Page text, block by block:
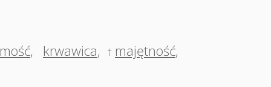
, krwawica, † majętność,